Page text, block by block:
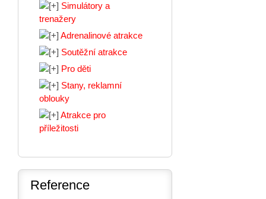
Simulátory a
trenažery
Adrenalinové atrakce
Soutěžní atrakce
Pro děti
Stany, reklamní
oblouky
Atrakce pro
příležitosti
Reference